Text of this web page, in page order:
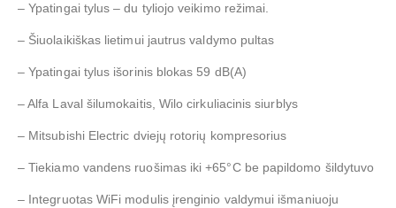
– Ypatingai tylus – du tyliojo veikimo režimai.
– Šiuolaikiškas lietimui jautrus valdymo pultas
– Ypatingai tylus išorinis blokas 59 dB(A)
– Alfa Laval šilumokaitis, Wilo cirkuliacinis siurblys
– Mitsubishi Electric dviejų rotorių kompresorius
– Tiekiamo vandens ruošimas iki +65°C be papildomo šildytuvo
– Integruotas WiFi modulis įrenginio valdymui išmaniuoju